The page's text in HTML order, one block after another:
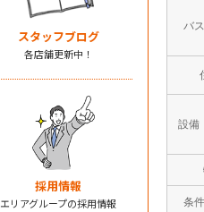
バ
設備
条
スタッフブログ
各店舗更新中！
採用情報
エリアグループの採用情報